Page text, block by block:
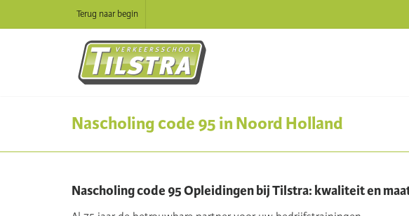
Terug naar begin
Nascholing code 95 in Noord Holland
Nascholing code 95 Opleidingen bij Tilstra: kwaliteit en